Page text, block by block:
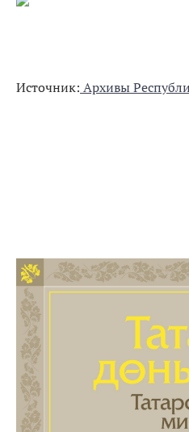
Источник: Архивы